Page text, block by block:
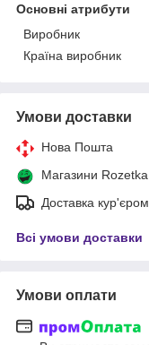
Основні атрибути
Виробник
Країна виробник
Умови доставки
Нова Пошта
Магазини Rozetka
Доставка кур'єром
Всі умови доставки
Умови оплати